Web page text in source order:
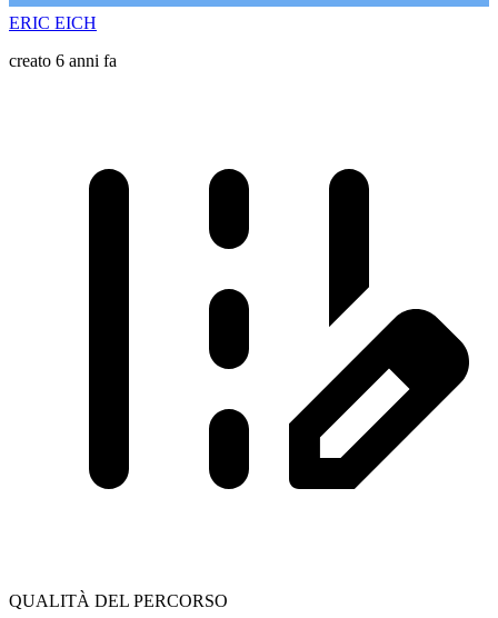
ERIC EICH
creato 6 anni fa
QUALITÀ DEL PERCORSO